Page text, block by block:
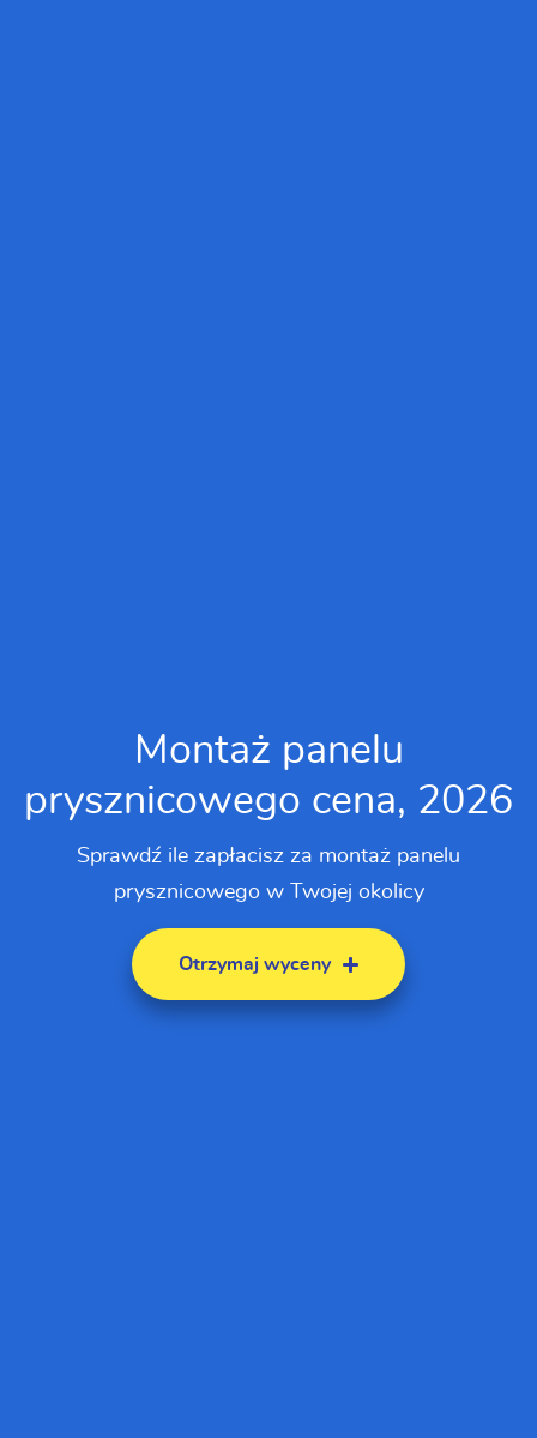
Montaż panelu
prysznicowego cena, 2026
Sprawdź ile zapłacisz za montaż panelu
prysznicowego w Twojej okolicy
Otrzymaj wyceny